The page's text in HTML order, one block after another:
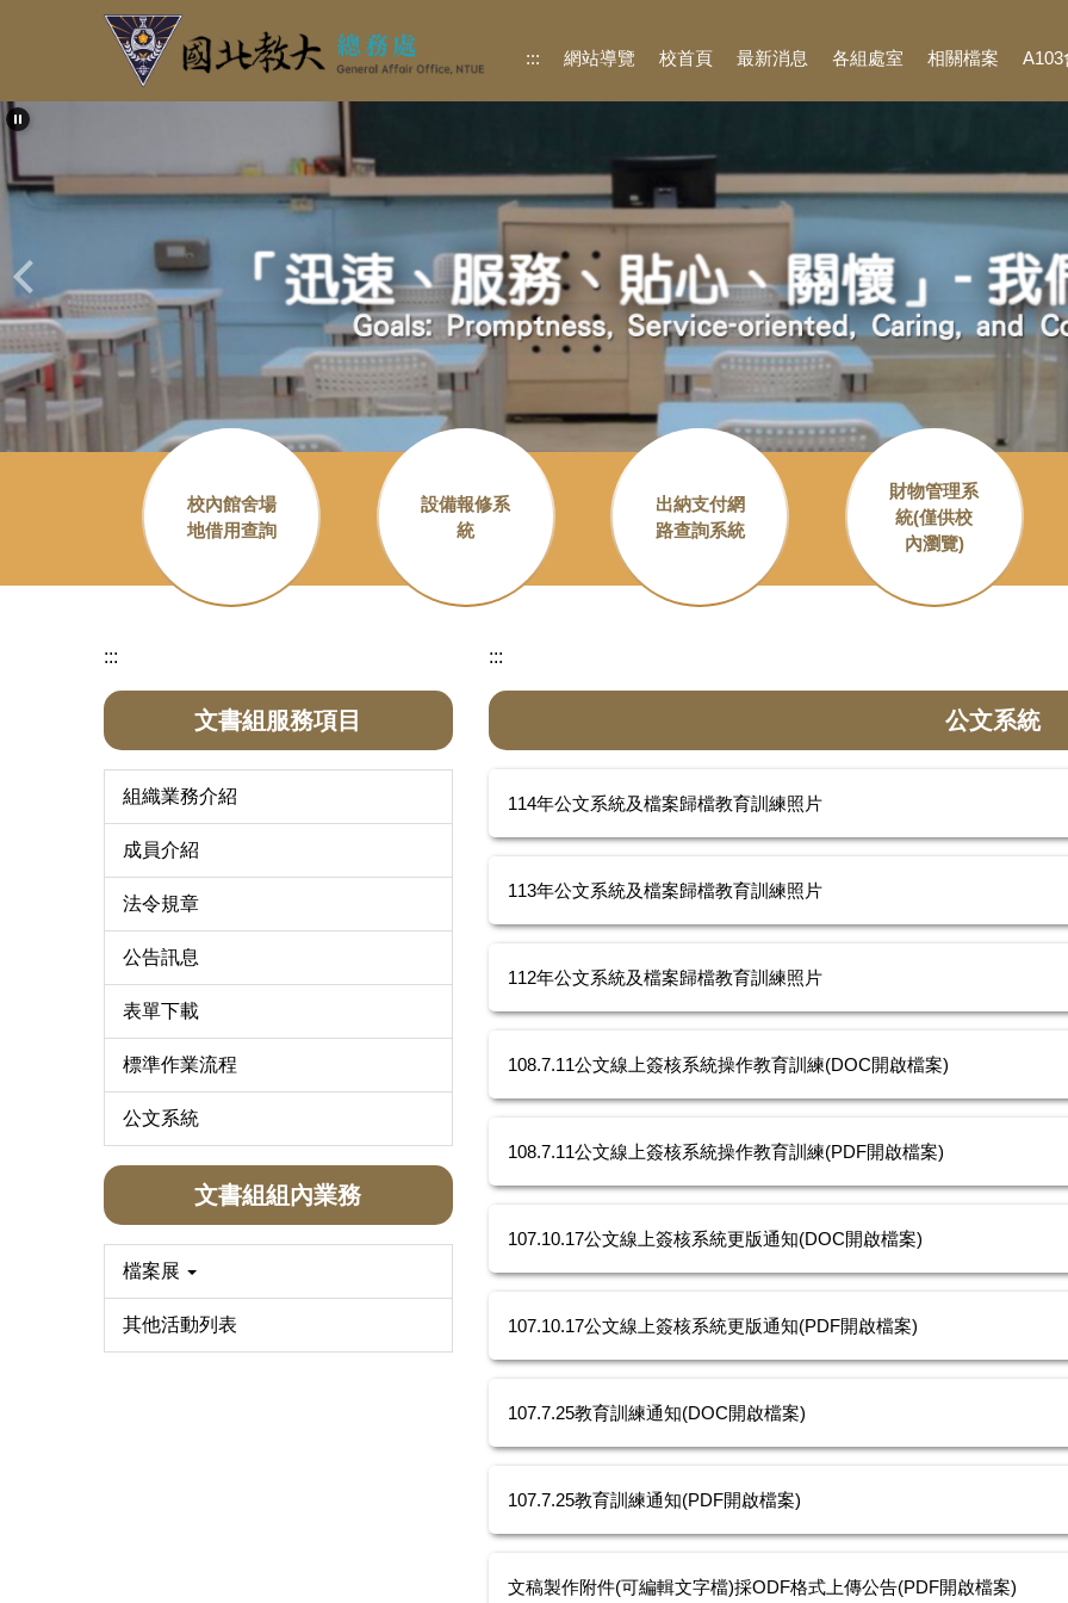
要
內
容
區
::: 網站導覽 校首頁 最新消息 各組處室 相關檔案 A103
校內館舍場
地借用查詢
設備報修系
統
出納支付網
路查詢系統
財物管理系
統(僅供校
內瀏覽)
:::
文書組服務項目
組織業務介紹
成員介紹
法令規章
公告訊息
表單下載
標準作業流程
公文系統
文書組組內業務
檔案展
其他活動列表
:::
公文系統
114年公文系統及檔案歸檔教育訓練照片
113年公文系統及檔案歸檔教育訓練照片
112年公文系統及檔案歸檔教育訓練照片
108.7.11公文線上簽核系統操作教育訓練(DOC開啟檔案)
108.7.11公文線上簽核系統操作教育訓練(PDF開啟檔案)
107.10.17公文線上簽核系統更版通知(DOC開啟檔案)
107.10.17公文線上簽核系統更版通知(PDF開啟檔案)
107.7.25教育訓練通知(DOC開啟檔案)
107.7.25教育訓練通知(PDF開啟檔案)
文稿製作附件(可編輯文字檔)採ODF格式上傳公告(PDF開啟檔案)